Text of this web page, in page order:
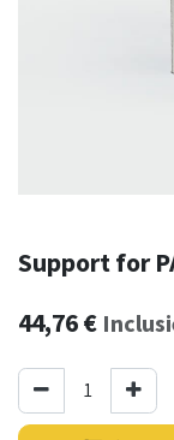
Support for
44,76€